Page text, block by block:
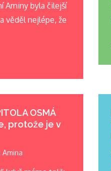
Aminy byla čilejší
věděl nejlépe, že
OSMÁ
protože je v
Amina